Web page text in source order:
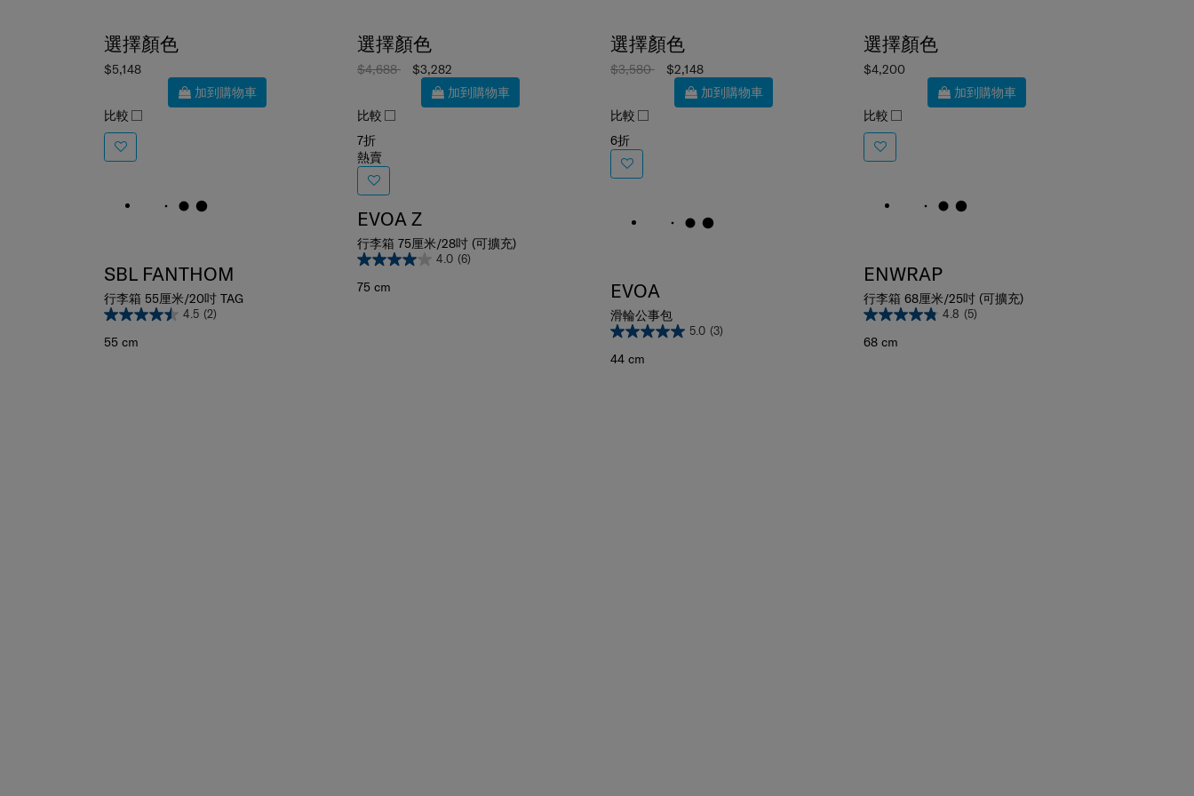
選擇顏色
$5,148
加到購物車
比較
SBL FANTHOM
行李箱 55厘米/20吋 TAG
4.5 (2)
55 cm
選擇顏色
$4,688
$3,282
加到購物車
比較
7折
熱賣
EVOA Z
行李箱 75厘米/28吋 (可擴充)
4.0 (6)
75 cm
選擇顏色
$3,580
$2,148
加到購物車
比較
6折
EVOA
滑輪公事包
5.0 (3)
44 cm
選擇顏色
$4,200
加到購物車
比較
ENWRAP
行李箱 68厘米/25吋 (可擴充)
4.8 (5)
68 cm